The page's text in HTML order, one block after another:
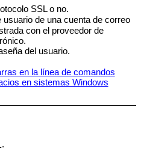
SSL o no.
usuario de una cuenta de correo
con el proveedor de
del usuario.
en la línea de comandos
en sistemas Windows